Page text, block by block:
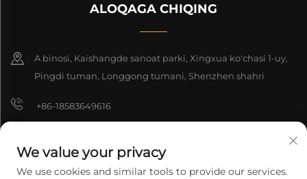
ALOQAGA CHIQING
A binosi, Kaishangde sanoat parki, Xingxua ko'chasi 1-uy,
Pingdi tuman, Longgong tumani, Shenzhen shahri
+86-18583649616
8618165761396
We value your privacy
We use cookies and similar tools to provide our services.